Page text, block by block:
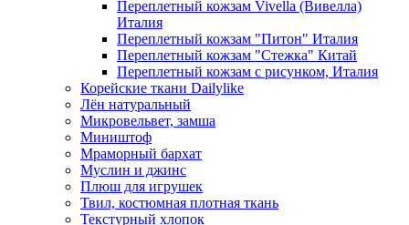
Переплетный кожзам Vivella (Вивелла)
Италия
Переплетный кожзам "Питон" Италия
Переплетный кожзам "Стежка" Китай
Переплетный кожзам с рисунком, Италия
Корейские ткани Dailylike
Лён натуральный
Микровельвет, замша
Миништоф
Мраморный бархат
Муслин и джинс
Плюш для игрушек
Твил, костюмная плотная ткань
Текстурный хлопок